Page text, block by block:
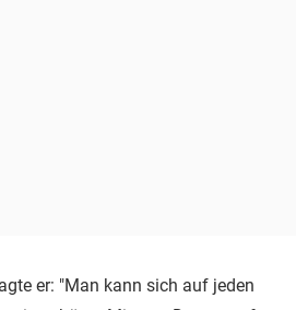
er: "Man kann sich auf jeden